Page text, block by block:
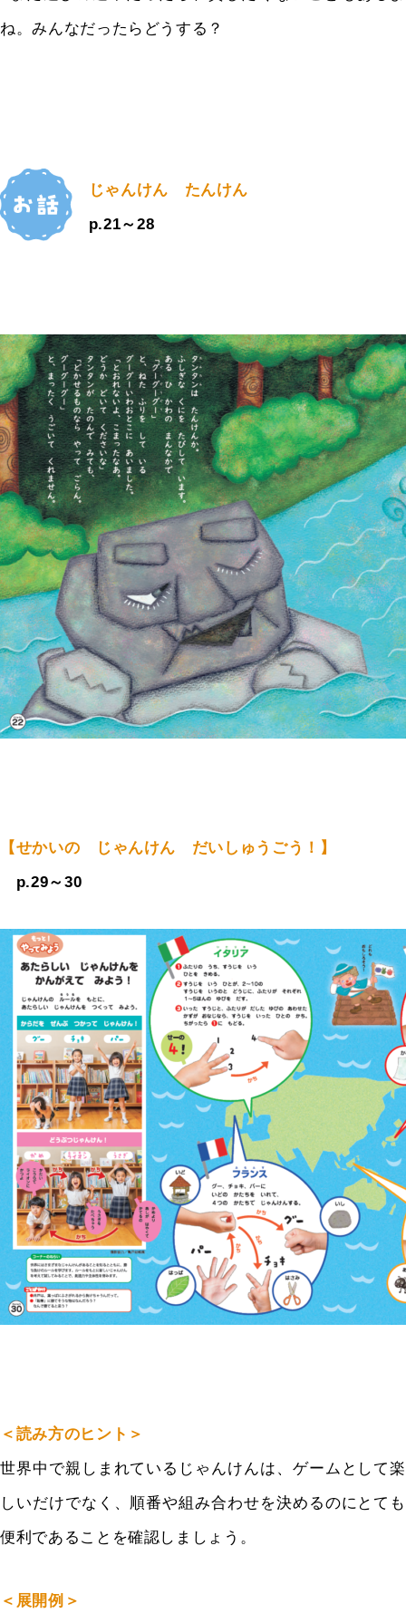
ね。みんなだったらどうする？
じゃんけん たんけん
p.21～28
【せかいの じゃんけん だいしゅうごう！】
p.29～30
＜読み方のヒント＞
世界中で親しまれているじゃんけんは、 ゲームとして楽
しいだけでなく、 順番や組み合わせを決めるのにとても
便利であることを確認しまし ょう。
＜展開例＞